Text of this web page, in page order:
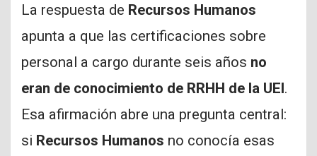
La respuesta de Recursos Humanos
apunta a que las certificaciones sobre
personal a cargo durante seis años no
eran de conocimiento de RRHH de la UEI.
Esa afirmación abre una pregunta central:
si Recursos Humanos no conocía esas